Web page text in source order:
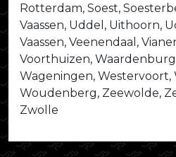
Rotterdam, Soest,
Vaassen, Uddel, Uithoorn,
Vaassen, Veenendaal,
Voorthuizen,
Wageningen, Westervoort,
Woudenberg, Zeewolde,
Zwolle